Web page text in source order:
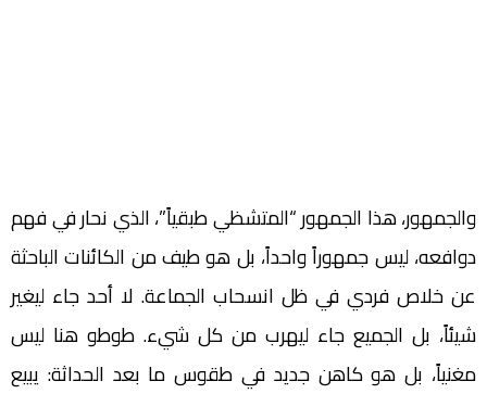
والجمهور، هذا الجمهور “المتشظي طبقياً”، الذي نحار في فهم
دوافعه، ليس جمهوراً واحداً، بل هو طيف من الكائنات الباحثة
عن خلاص فردي في ظل انسحاب الجماعة. لا أحد جاء ليغير
شيئاً، بل الجميع جاء ليهرب من كل شيء. طوطو هنا ليس
مغنياً، بل هو كاهن جديد في طقوس ما بعد الحداثة: يبيع